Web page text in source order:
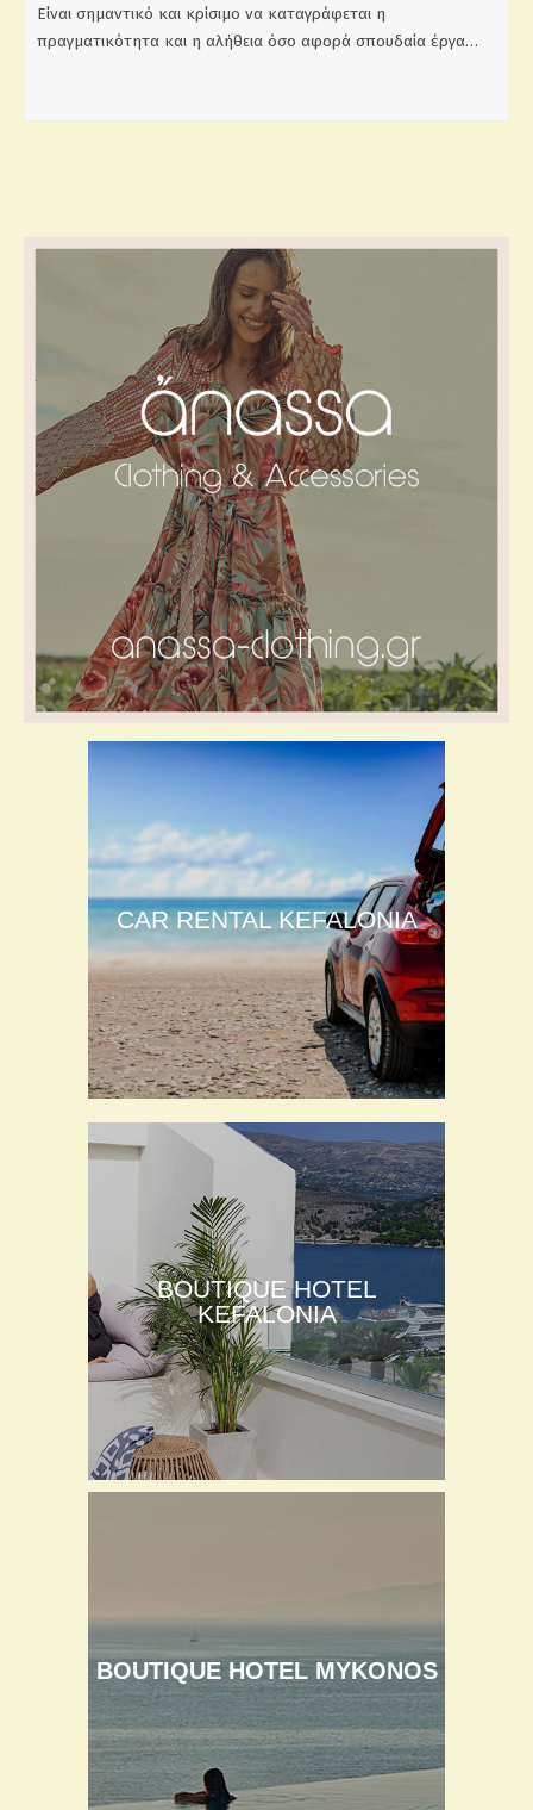
Είναι σημαντικό και κρίσιμο να καταγράφεται η
πραγματικότητα και η αλήθεια όσο αφορά σπουδαία έργα…
CAR RENTAL KEFALONIA
BOUTIQUE HOTEL
KEFALONIA
BOUTIQUE HOTEL MYKONOS